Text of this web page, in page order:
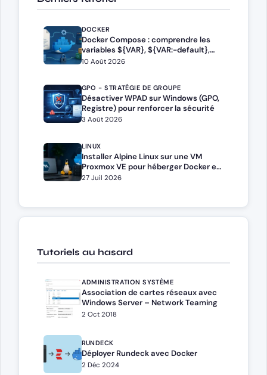
DOCKER
Docker Compose : comprendre les
variables ${VAR}, ${VAR:-default},
${VAR:?error} dans docker-
10 Août 2026
GPO - STRATÉGIE DE GROUPE
Désactiver WPAD sur Windows (GPO,
Registre) pour renforcer la sécurité
3 Août 2026
LINUX
Installer Alpine Linux sur une VM
Proxmox VE pour héberger Docker et
Docker Compose
27 Juil 2026
Tutoriels au hasard
ADMINISTRATION SYSTÈME
Association de cartes réseaux avec
Windows Server – Network Teaming
2 Oct 2018
RUNDECK
Déployer Rundeck avec Docker
2 Déc 2024